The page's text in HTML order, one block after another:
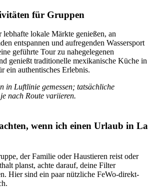
für Gruppen
lokale Märkte genießen, an
entspannen und aufregenden Wassersport
geführte Tour zu nahegelegenen
genießt traditionelle mexikanische Küche in
ein authentisches Erlebnis.
in Luftlinie gemessen; tatsächliche
nach Route variieren.
wenn ich einen Urlaub in La
der Familie oder Haustieren reist oder
planst, achte darauf, deine Filter
Hier sind ein paar nützliche FeWo-direkt-